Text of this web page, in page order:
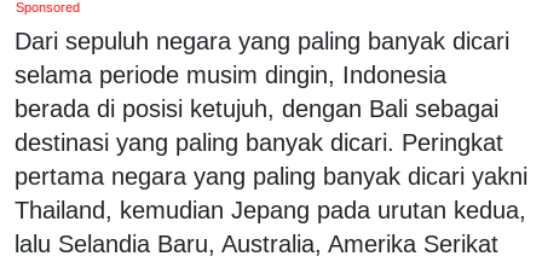
Sponsored
Dari sepuluh negara yang paling banyak dicari
selama periode musim dingin, Indonesia
berada di posisi ketujuh, dengan Bali sebagai
destinasi yang paling banyak dicari. Peringkat
pertama negara yang paling banyak dicari yakni
Thailand, kemudian Jepang pada urutan kedua,
lalu Selandia Baru, Australia, Amerika Serikat